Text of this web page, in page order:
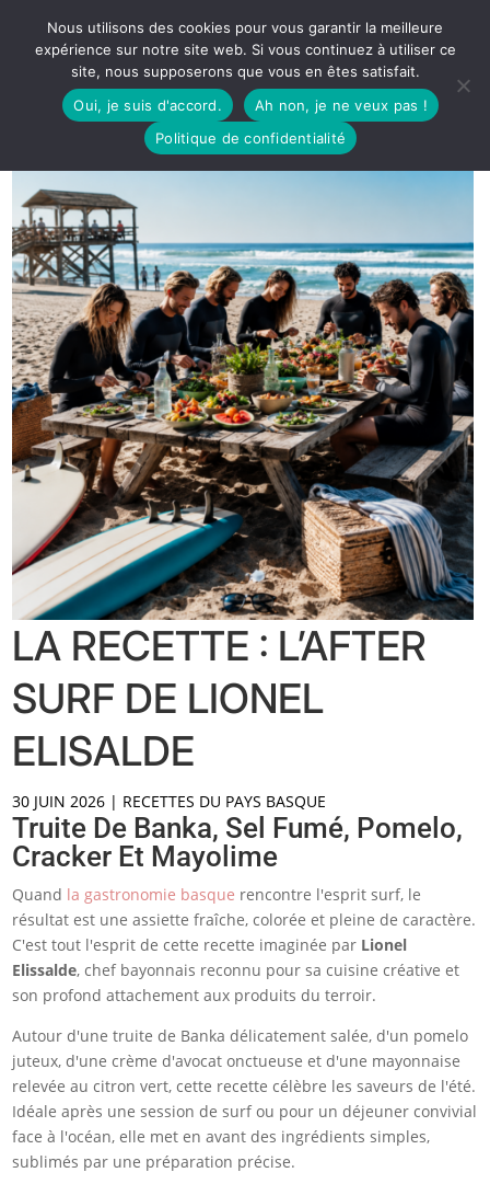
LA RECETTE : L’AFTER
SURF DE LIONEL
ELISALDE
30 JUIN 2026 | RECETTES DU PAYS BASQUE
Truite De Banka, Sel Fumé, Pomelo,
Cracker Et Mayolime
Quand la gastronomie basque rencontre l'esprit surf, le
résultat est une assiette fraîche, colorée et pleine de caractère.
C'est tout l'esprit de cette recette imaginée par Lionel
Elissalde, chef bayonnais reconnu pour sa cuisine créative et
son profond attachement aux produits du terroir.
Autour d'une truite de Banka délicatement salée, d'un pomelo
juteux, d'une crème d'avocat onctueuse et d'une mayonnaise
relevée au citron vert, cette recette célèbre les saveurs de l'été.
Idéale après une session de surf ou pour un déjeuner convivial
face à l'océan, elle met en avant des ingrédients simples,
sublimés par une préparation précise.
Nous utilisons des cookies pour vous garantir la meilleure
expérience sur notre site web. Si vous continuez à utiliser ce
site, nous supposerons que vous en êtes satisfait.
Oui, je suis d'accord.
Ah non, je ne veux pas !
Politique de confidentialité